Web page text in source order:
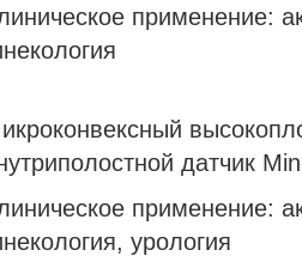
применение:
датчик
применение:
урология